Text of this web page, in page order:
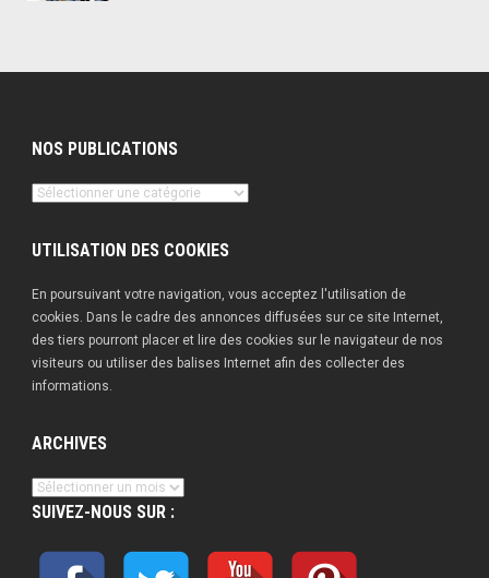
NOS PUBLICATIONS
Nos
UTILISATION DES COOKIES
En poursuivant votre navigation, vous acceptez l'utilisation de
cookies. Dans le cadre des annonces diffusées sur ce site Internet,
des tiers pourront placer et lire des cookies sur le navigateur de nos
visiteurs ou utiliser des balises Internet afin des collecter des
informations.
ARCHIVES
Archives
SUIVEZ-NOUS SUR :